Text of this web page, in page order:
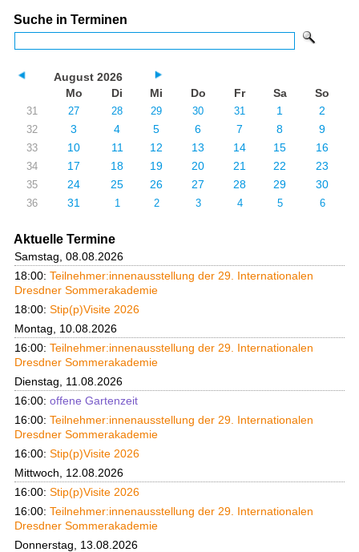
Suche in Terminen
August 2026
Mo
Di Mi Do Fr Sa So
31 27 28 29 30 31 1 2
32 3 4 5 6 7 8 9
33 10 11 12 13 14 15 16
34 17 18 19 20 21 22 23
35 24 25 26 27 28 29 30
36 31 1 2 3 4 5 6
Aktuelle Termine
Samstag, 08.08.2026
18:00: Teilnehmer:innenausstellung der 29. Internationalen
Dresdner Sommerakademie
18:00: Stip(p)Visite 2026
Montag, 10.08.2026
16:00: Teilnehmer:innenausstellung der 29. Internationalen
Dresdner Sommerakademie
Dienstag, 11.08.2026
16:00: offene Gartenzeit
16:00: Teilnehmer:innenausstellung der 29. Internationalen
Dresdner Sommerakademie
16:00: Stip(p)Visite 2026
Mittwoch, 12.08.2026
16:00: Stip(p)Visite 2026
16:00: Teilnehmer:innenausstellung der 29. Internationalen
Dresdner Sommerakademie
Donnerstag, 13.08.2026